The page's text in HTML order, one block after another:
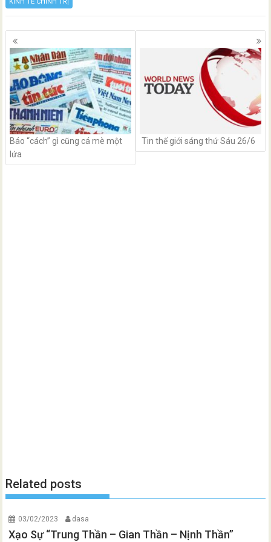
Posts
navigation
Báo “cách” gì cũng cá mè một
lứa
Tin thế giới sáng thứ Sáu 26/6
Related posts
03/02/2023 dasa
Xạo Sự “Trung Thần – Gian Thần – Nịnh Thần”